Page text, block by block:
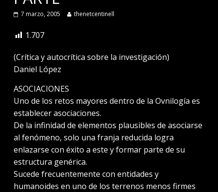
7 marzo, 2005 thenetcentinell
1.707
(Crítica y autocrítica sobre la investigación)
Daniel López
ASOCIACIONES
Uno de los retos mayores dentro de la Ovnilogía es
establecer asociaciones.
De la infinidad de elementos plausibles de asociarse
al fenómeno, solo una franja reducida logra
enlazarse con éxito a este y formar parte de su
estructura genérica.
Sucede frecuentemente con entidades y
humanoides en uno de los terrenos menos firmes